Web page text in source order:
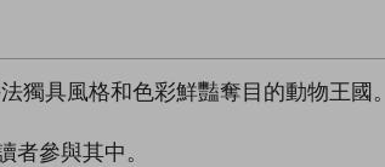
獨具風格和色彩鮮豔奪目的動物王國。
參與其中。